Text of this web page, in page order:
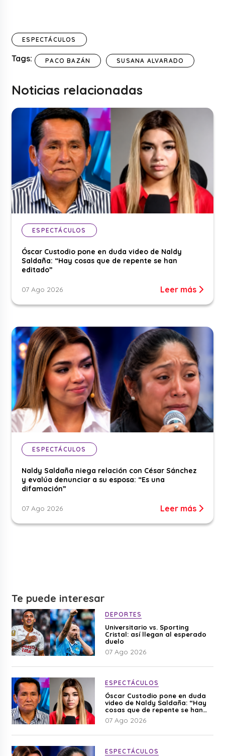
ESPECTÁCULOS
Tags: PACO BAZÁN SUSANA ALVARADO
Noticias relacionadas
ESPECTÁCULOS
Óscar Custodio pone en duda video de Naldy
Saldaña: “Hay cosas que de repente se han
editado”
07 Ago 2026 Leer más
ESPECTÁCULOS
Naldy Saldaña niega relación con César Sánchez
y evalúa denunciar a su esposa: “Es una
difamación”
07 Ago 2026 Leer más
Te puede interesar
DEPORTES
Universitario vs. Sporting
Cristal: así llegan al esperado
duelo
07 Ago 2026
ESPECTÁCULOS
Óscar Custodio pone en duda
video de Naldy Saldaña: “Hay
cosas que de repente se han
editado”
07 Ago 2026
ESPECTÁCULOS